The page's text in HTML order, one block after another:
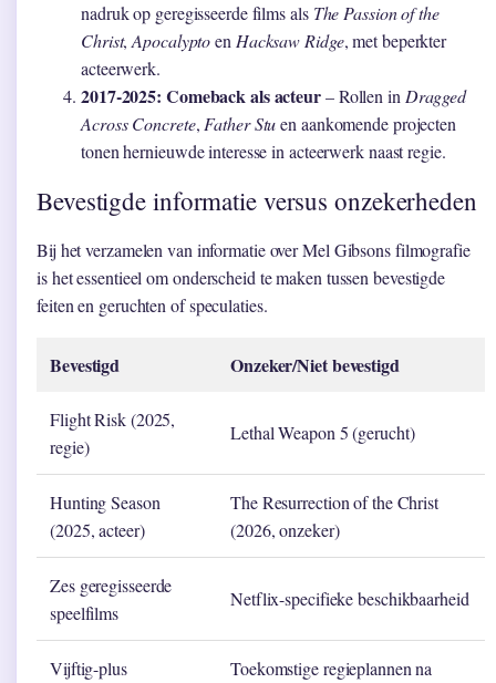
nadruk op geregisseerde films als The Passion of the
Christ,ApocalyptoenHacksaw Ridge, met beperkter
acteerwerk.
2017-2025: Comeback als acteur– Rollen inDragged
Across Concrete,Father Stuen aankomende projecten
tonen hernieuwde interesse in acteerwerk naast regie.
Bevestigde informatie versus onzekerheden
Bij het verzamelen van informatie over Mel Gibsons filmografie
is het essentieel om onderscheid te maken tussen bevestigde
feiten en geruchten of speculaties.
Bevestigd Onzeker/Niet bevestigd
Flight Risk (2025,
regie)
Lethal Weapon 5 (gerucht)
Hunting Season
(2025, acteer)
The Resurrection of the Christ
(2026, onzeker)
Zes geregisseerde
speelfilms
Netflix-specifieke beschikbaarheid
Vijftig-plus
Toekomstige regieplannen na